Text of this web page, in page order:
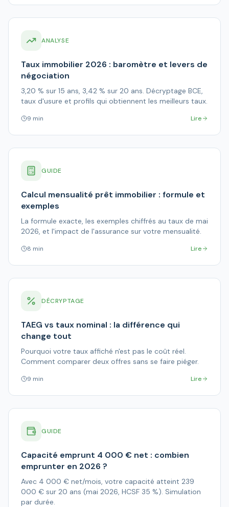
ANALYSE
Taux immobilier 2026 : baromètre et levers de
négociation
3,20 % sur 15 ans, 3,42 % sur 20 ans. Décryptage BCE,
taux d'usure et profils qui obtiennent les meilleurs taux.
9 min Lire
GUIDE
Calcul mensualité prêt immobilier : formule et
exemples
La formule exacte, les exemples chiffrés au taux de mai
2026, et l'impact de l'assurance sur votre mensualité.
8 min Lire
DÉCRYPTAGE
TAEG vs taux nominal : la différence qui
change tout
Pourquoi votre taux affiché n'est pas le coût réel.
Comment comparer deux offres sans se faire piéger.
9 min Lire
GUIDE
Capacité emprunt 4 000 € net : combien
emprunter en 2026 ?
Avec 4 000 € net/mois, votre capacité atteint 239
000 € sur 20 ans (mai 2026, HCSF 35 %). Simulation
par durée.